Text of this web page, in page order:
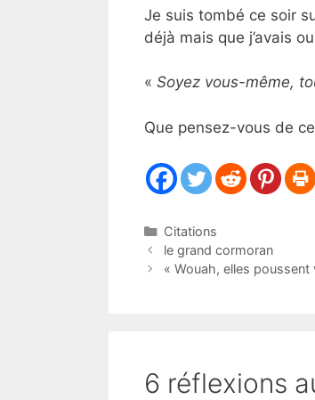
Je suis tombé ce soir
déjà mais que j’avais
« Soyez vous-même,
Que pensez-vous de
Catégories
Citations
le grand cormoran
« Wouah, elles
6 réflexions